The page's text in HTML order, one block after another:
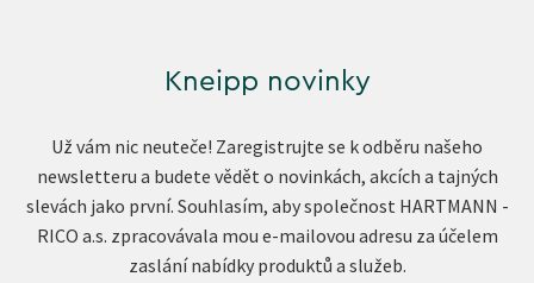
Kneipp novinky
Už vám nic neuteče! Zaregistrujte se k odběru našeho
newsletteru a budete vědět o novinkách, akcích a tajných
slevách jako první. Souhlasím, aby společnost HARTMANN -
RICO a.s. zpracovávala mou e-mailovou adresu za účelem
zaslání nabídky produktů a služeb.